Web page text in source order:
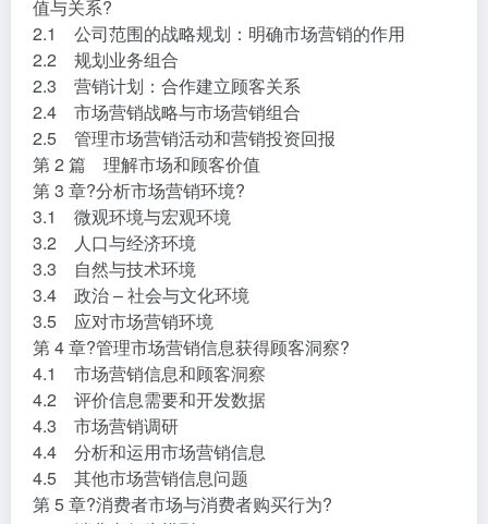
值与关系?
2.1 公司范围的战略规划：明确市场营销的作用
2.2 规划业务组合
2.3 营销计划：合作建立顾客关系
2.4 市场营销战略与市场营销组合
2.5 管理市场营销活动和营销投资回报
第 2 篇 理解市场和顾客价值
第 3 章?分析市场营销环境?
3.1 微观环境与宏观环境
3.2 人口与经济环境
3.3 自然与技术环境
3.4 政治 – 社会与文化环境
3.5 应对市场营销环境
第 4 章?管理市场营销信息获得顾客洞察?
4.1 市场营销信息和顾客洞察
4.2 评价信息需要和开发数据
4.3 市场营销调研
4.4 分析和运用市场营销信息
4.5 其他市场营销信息问题
第 5 章?消费者市场与消费者购买行为?